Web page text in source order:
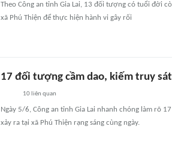
Theo Công an tỉnh Gia Lai, 13 đối tượng có tuổi đời
xã Phú Thiện để thực hiện hành vi gây rối
17 đối tượng cầm dao, kiếm truy
10liên quan
Ngày 5/6, Công an tỉnh Gia Lai nhanh chóng làm rõ
xảy ra tại xã Phú Thiện rạng sáng cùng ngày.